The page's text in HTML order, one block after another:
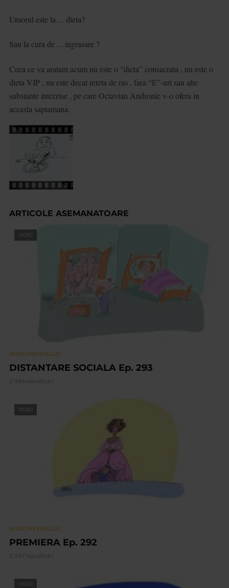
Umorul este la… dieta?
Sau la cura de …ingrasare ?
Ceea ce va aratam acum nu este o “dieta” consacrata , nu este o
dieta VIP , nu este decat reteta de ras , fara “E”-uri sau alte
substante interzise , pe care Octavian Andronic v-o ofera in
aceasta saptamana.
ARTICOLE ASEMANATOARE
VIDEO
ANDONEVRALGIC
DISTANTARE SOCIALA Ep. 293
2.946 vizualizari
VIDEO
ANDONEVRALGIC
PREMIERA Ep. 292
2.937 vizualizari
VIDEO